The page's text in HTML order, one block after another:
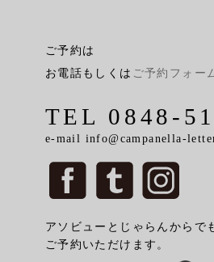
ご予約は
お電話もしくは ご予約フォー
TEL 0848-
e-mail info@campanella-
アソビューとじゃらんからで
ご予約いただけます。